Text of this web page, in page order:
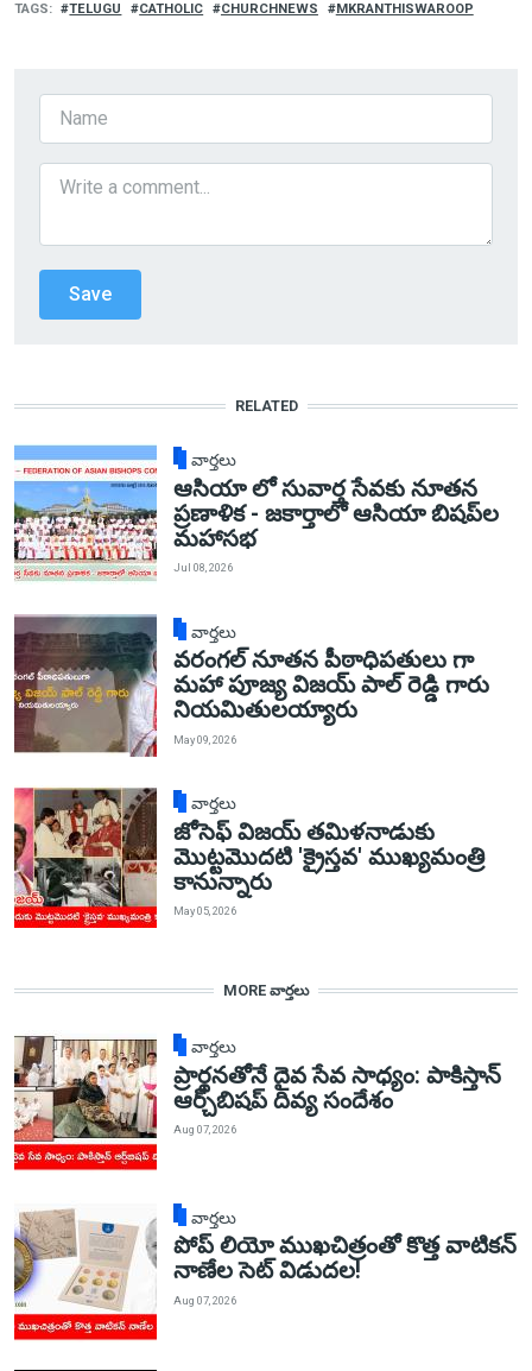
TAGS TELUGU CATHOLIC CHURCHNEWS MKRANTHISWAROOP
RELATED
వార్తలు
ఆసియా లో సువార్త సేవకు నూతన
ప్రణాళిక - జకార్తాలో ఆసియా బిషప్‌ల
మహాసభ
Jul 08, 2026
వార్తలు
వరంగల్ నూతన పీఠాధిపతులు గా
మహా పూజ్య విజయ్ పాల్ రెడ్డి గారు
నియమితులయ్యారు
May 09, 2026
వార్తలు
జోసెఫ్ విజయ్ తమిళనాడుకు
మొట్టమొదటి 'క్రైస్తవ' ముఖ్యమంత్రి
కానున్నారు
May 05, 2026
MORE వార్తలు
వార్తలు
ప్రార్థనతోనే దైవ సేవ సాధ్యం: పాకిస్తాన్‌
ఆర్చ్‌బిషప్ దివ్య సందేశం
Aug 07, 2026
వార్తలు
పోప్ లియో ముఖచిత్రంతో కొత్త వాటికన్
నాణేల సెట్ విడుదల!
Aug 07, 2026